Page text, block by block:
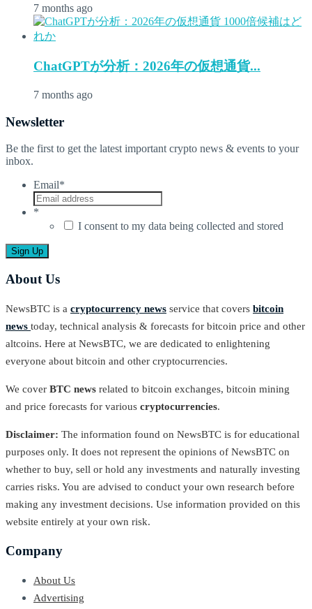
7 months ago
ChatGPTが分析：2026年の仮想通貨...
7 months ago
Newsletter
Be the first to get the latest important crypto news & events to your
inbox.
Email*
*
I consent to my data being collected and stored
About Us
NewsBTC is a cryptocurrency news service that covers bitcoin
news today, technical analysis & forecasts for bitcoin price and other
altcoins. Here at NewsBTC, we are dedicated to enlightening
everyone about bitcoin and other cryptocurrencies.
We cover BTC news related to bitcoin exchanges, bitcoin mining
and price forecasts for various cryptocurrencies.
Disclaimer: The information found on NewsBTC is for educational
purposes only. It does not represent the opinions of NewsBTC on
whether to buy, sell or hold any investments and naturally investing
carries risks. You are advised to conduct your own research before
making any investment decisions. Use information provided on this
website entirely at your own risk.
Company
About Us
Advertising